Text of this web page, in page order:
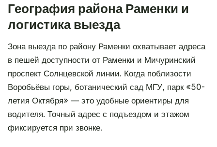
География района Раменки и
логистика выезда
Зона выезда по району Раменки охватывает адреса
в пешей доступности от Раменки и Мичуринский
проспект Солнцевской линии. Когда поблизости
Воробьёвы горы, ботанический сад МГУ, парк «50-
летия Октября» — это удобные ориентиры для
водителя. Точный адрес с подъездом и этажом
фиксируется при звонке.